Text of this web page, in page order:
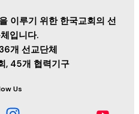
이루기 위한 한국교회의 선
입니다.
개 선교단체
, 45개 협력기구
Us